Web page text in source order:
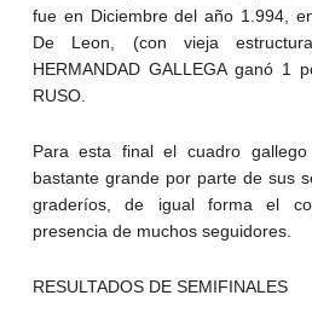
fue en Diciembre del año 1.994,
De Leon, (con vieja
HERMANDAD GALLEGA ganó 1
RUSO.
Para esta final el cuadro gallego
bastante grande por parte de sus
graderíos, de igual forma el
presencia de muchos seguidores.
RESULTADOS DE SEMIFINALES